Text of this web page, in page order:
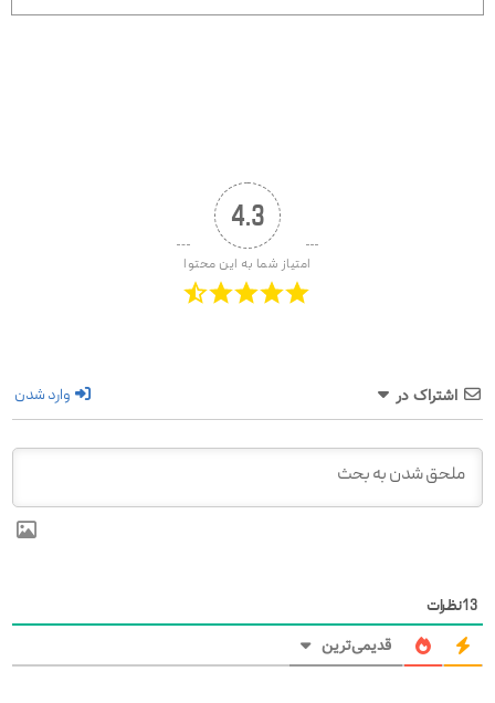
4.3
امتیاز شما به این محتوا
اشتراک در وارد شدن
13نظرات
قدیمی‌ترین